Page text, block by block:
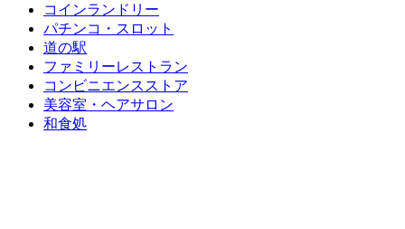
コインランドリー
パチンコ・スロット
道の駅
ファミリーレストラン
コンビニエンスストア
美容室・ヘアサロン
和食処